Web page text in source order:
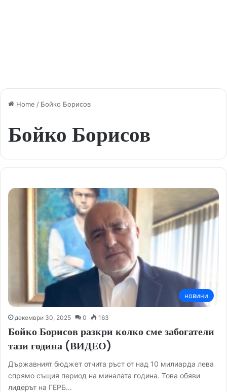
Home / Бойко Борисов
Бойко Борисов
новини
декември 30, 2025 0 163
Бойко Борисов разкри колко сме забогатели
тази година (ВИДЕО)
Държавният бюджет отчита ръст от над 10 милиарда лева
спрямо същия период на миналата година. Това обяви
лидерът на ГЕРБ…